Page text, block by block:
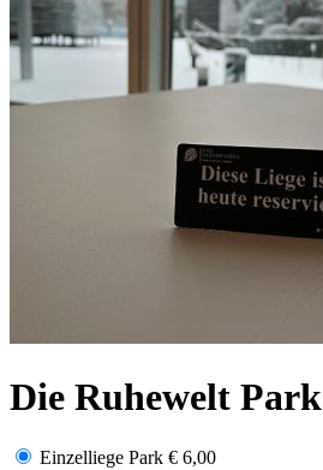
Die Ruhewelt Park
Einzelliege Park € 6,00